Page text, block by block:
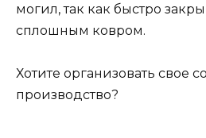
могил, так как быстро
сплошным ковром.
Хотите организовать свое
производство?